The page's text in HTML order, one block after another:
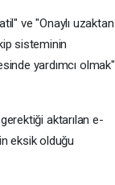
ve "Onaylı uzaktan
sisteminin
yardımcı olmak"
aktarılan e-
eksik olduğu